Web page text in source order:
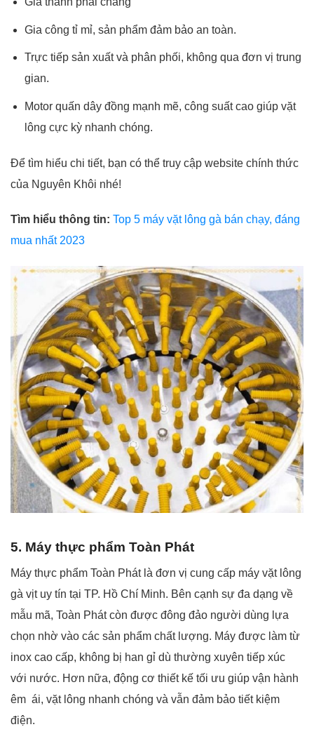
Gia công tỉ mỉ, sản phẩm đảm bảo an toàn.
Trực tiếp sản xuất và phân phối, không qua đơn vị trung
gian.
Motor quấn dây đồng mạnh mẽ, công suất cao giúp vặt
lông cực kỳ nhanh chóng.
Để tìm hiểu chi tiết, bạn có thể truy cập website chính thức
của Nguyên Khôi nhé!
Tìm hiểu thông tin: Top 5 máy vặt lông gà bán chạy, đáng
mua nhất 2023
5. Máy thực phẩm Toàn Phát
Máy thực phẩm Toàn Phát là đơn vị cung cấp máy vặt lông
gà vịt uy tín tại TP. Hồ Chí Minh. Bên cạnh sự đa dạng về
mẫu mã, Toàn Phát còn được đông đảo người dùng lựa
chọn nhờ vào các sản phẩm chất lượng. Máy được làm từ
inox cao cấp, không bị han gỉ dù thường xuyên tiếp xúc
với nước. Hơn nữa, động cơ thiết kế tối ưu giúp vận hành
êm ái, vặt lông nhanh chóng và vẫn đảm bảo tiết kiệm
điện.